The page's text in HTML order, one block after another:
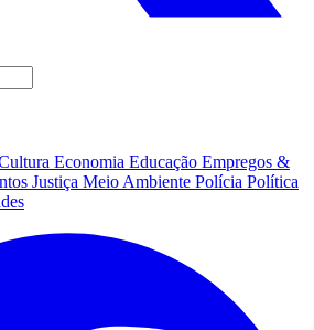
Economia Educação Empregos &
Justiça Meio Ambiente Polícia Política